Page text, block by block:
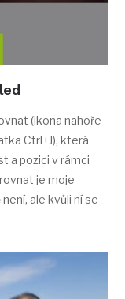
(ikona nahoře
Ctrl+J), která
a pozici v rámci
je moje
ale kvůli ní se